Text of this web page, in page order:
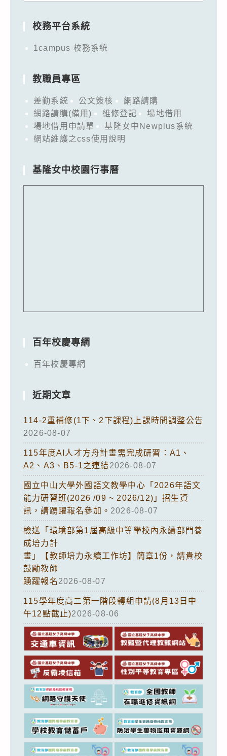
校務平台系統
1campus 校務系統
教職員專區
差勤系統 公文簽核
網路請購
網路請購(備用)
維修登記
場地借用
場地借用申請單
基隆女中Newplus系統
網站維護之css使用說明
基隆女中校園行事曆
百年校慶專網
百年校慶專網
近期文章
114-2重補修(1下、2下課程)上課時間調整公告
2026-08-07
115年度AI人才方舟計畫需完成研習：A1、
A2、A3、B5-1之連結2026-08-07
國立中山大學外國語文教學中心「2026年語文
能力研習班(2026 /09 ~ 2026/12)」招生資
訊，請踴躍報名參加。 2026-08-07
檢送「環境部第1屆高級中等學校內永續部門養
成培力計
畫」【教師培力永續工作坊】簡章1份，請貴校
鼓勵教師
踴躍報名2026-08-07
115學年度高二第一階段轉組申請(8月13日中
午12點截止)2026-08-06